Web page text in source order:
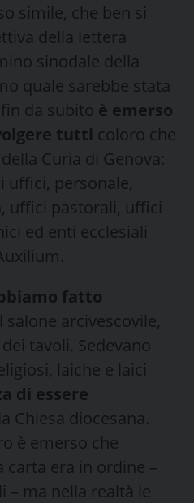
simile, che ben si
della lettera
sinodale della
quale sarebbe stata
da subito è emerso
tutti coloro che
Curia di Genova:
uffici, personale,
uffici pastorali, uffici
ed enti ecclesiali
fatto
salone arcivescovile,
tavoli. Sedevano
laiche e laici
di essere
Chiesa diocesana.
è emerso che
carta era in ordine –
– ma nella realtà le